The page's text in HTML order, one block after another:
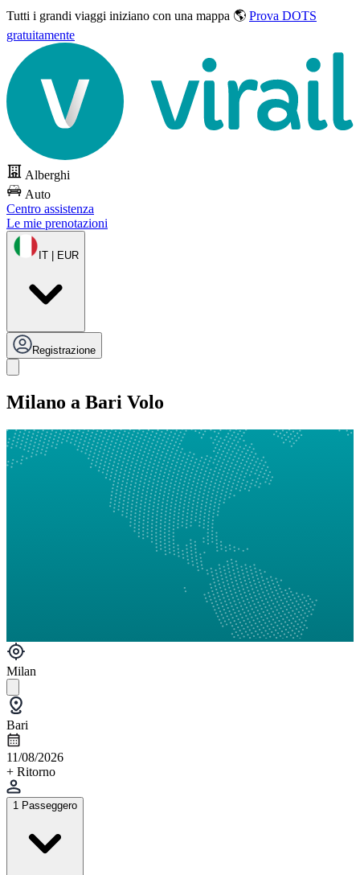
Tutti i grandi viaggi iniziano con una mappa 🌎 Prova DOTS
gratuitamente
Alberghi
Auto
Centro assistenza
Le mie prenotazioni
IT | EUR
Registrazione
Milano a Bari Volo
Milan
Bari
11/08/2026
+ Ritorno
1 Passeggero